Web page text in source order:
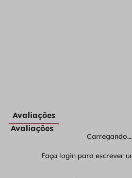
Avaliações
Avaliações
Carregando…
Faça login para escrever